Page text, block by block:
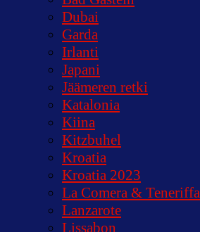
Dubai
Garda
Irlanti
Japani
Jäämeren retki
Katalonia
Kiina
Kitzbuhel
Kroatia
Kroatia 2023
La Comera & Teneriffa
Lanzarote
Lissabon